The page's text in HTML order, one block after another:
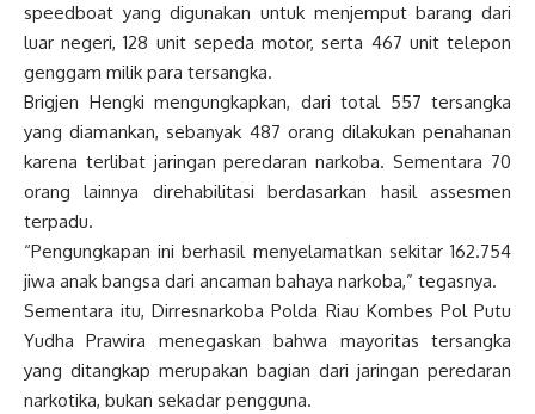
speedboat yang digunakan untuk menjemput barang dari
luar negeri, 128 unit sepeda motor, serta 467 unit telepon
genggam milik para tersangka.
Brigjen Hengki mengungkapkan, dari total 557 tersangka
yang diamankan, sebanyak 487 orang dilakukan penahanan
karena terlibat jaringan peredaran narkoba. Sementara 70
orang lainnya direhabilitasi berdasarkan hasil assesmen
terpadu.
“Pengungkapan ini berhasil menyelamatkan sekitar 162.754
jiwa anak bangsa dari ancaman bahaya narkoba,” tegasnya.
Sementara itu, Dirresnarkoba Polda Riau Kombes Pol Putu
Yudha Prawira menegaskan bahwa mayoritas tersangka
yang ditangkap merupakan bagian dari jaringan peredaran
narkotika, bukan sekadar pengguna.